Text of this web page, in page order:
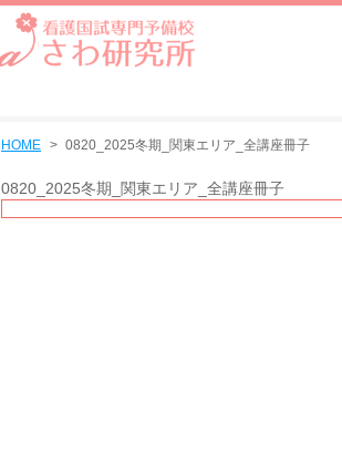
HOME 0820_2025冬期_関東エリア_全講座冊子
0820_2025冬期_関東エリア_全講座冊子